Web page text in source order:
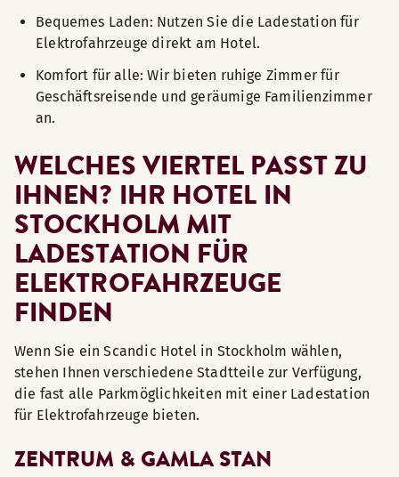
Bequemes Laden: Nutzen Sie die Ladestation für
Elektrofahrzeuge direkt am Hotel.
Komfort für alle: Wir bieten ruhige Zimmer für
Geschäftsreisende und geräumige Familienzimmer
an.
WELCHES VIERTEL PASST ZU
IHNEN? IHR HOTEL IN
STOCKHOLM MIT
LADESTATION FÜR
ELEKTROFAHRZEUGE
FINDEN
Wenn Sie ein Scandic Hotel in Stockholm wählen,
stehen Ihnen verschiedene Stadtteile zur Verfügung,
die fast alle Parkmöglichkeiten mit einer Ladestation
für Elektrofahrzeuge bieten.
ZENTRUM & GAMLA STAN